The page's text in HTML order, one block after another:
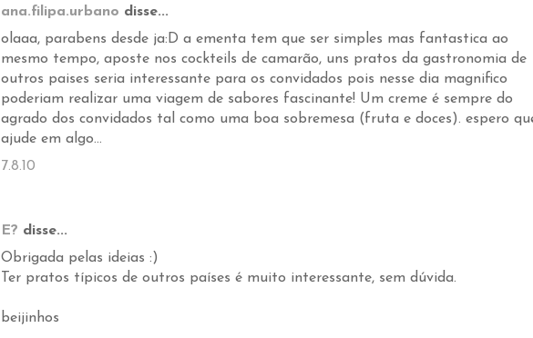
ana.filipa.urbano disse...
olaaa, parabens desde ja:D a ementa tem que ser simples mas fantastica ao
mesmo tempo, aposte nos cockteils de camarão, uns pratos da gastronomia de
outros paises seria interessante para os convidados pois nesse dia magnifico
poderiam realizar uma viagem de sabores fascinante! Um creme é sempre do
agrado dos convidados tal como uma boa sobremesa (fruta e doces). espero
ajude em algo...
7.8.10
E? disse...
Obrigada pelas ideias :)
Ter pratos típicos de outros países é muito interessante, sem dúvida.
beijinhos